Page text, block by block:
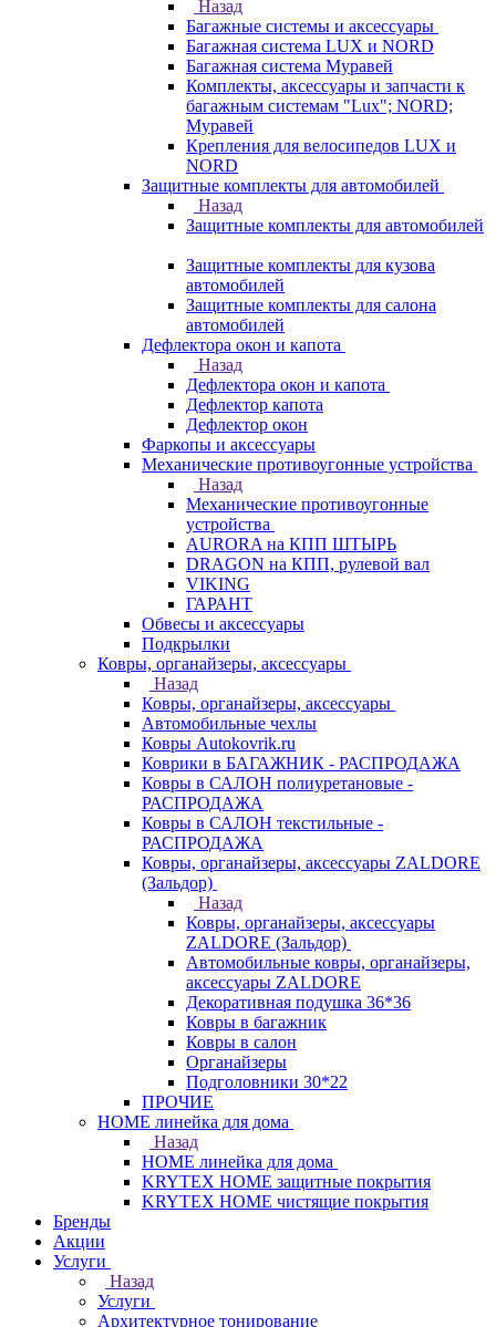
Назад
Багажные системы и аксессуары
Багажная система LUX и NORD
Багажная система Муравей
Комплекты, аксессуары и запчасти к
багажным системам "Lux"; NORD;
Муравей
Крепления для велосипедов LUX и
NORD
Защитные комплекты для автомобилей
Назад
Защитные комплекты для автомобилей
Защитные комплекты для кузова
автомобилей
Защитные комплекты для салона
автомобилей
Дефлектора окон и капота
Назад
Дефлектора окон и капота
Дефлектор капота
Дефлектор окон
Фаркопы и аксессуары
Механические противоугонные устройства
Назад
Механические противоугонные
устройства
AURORA на КПП ШТЫРЬ
DRAGON на КПП, рулевой вал
VIKING
ГАРАНТ
Обвесы и аксессуары
Подкрылки
Ковры, органайзеры, аксессуары
Назад
Ковры, органайзеры, аксессуары
Автомобильные чехлы
Ковры Autokovrik.ru
Коврики в БАГАЖНИК - РАСПРОДАЖА
Ковры в САЛОН полиуретановые -
РАСПРОДАЖА
Ковры в САЛОН текстильные -
РАСПРОДАЖА
Ковры, органайзеры, аксессуары ZALDORE
(Зальдор)
Назад
Ковры, органайзеры, аксессуары
ZALDORE (Зальдор)
Автомобильные ковры, органайзеры,
аксессуары ZALDORE
Декоративная подушка 36*36
Ковры в багажник
Ковры в салон
Органайзеры
Подголовники 30*22
ПРОЧИЕ
HOME линейка для дома
Назад
HOME линейка для дома
KRYTEX HOME защитные покрытия
KRYTEX HOME чистящие покрытия
Бренды
Акции
Услуги
Назад
Услуги
Архитектурное тонирование